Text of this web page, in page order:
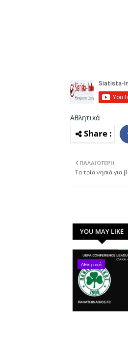
Αθλητικά
ΠΑΛΑΙΌΤΕΡΗ
Τα τρία νησιά για
YOU MAY LIKE
Αθλητικά